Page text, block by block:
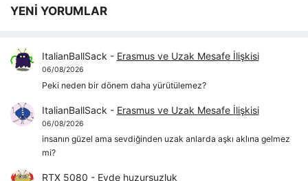
YENİ YORUMLAR
ItalianBallSack - Erasmus ve Uzak Mesafe İlişkisi
06/08/2026
Peki neden bir dönem daha yürütülemez?
ItalianBallSack - Erasmus ve Uzak Mesafe İlişkisi
06/08/2026
insanın güzel ama sevdiğinden uzak anlarda aşkı aklına gelmez
mi?
RTX 5080 - Evde huzursuzluk